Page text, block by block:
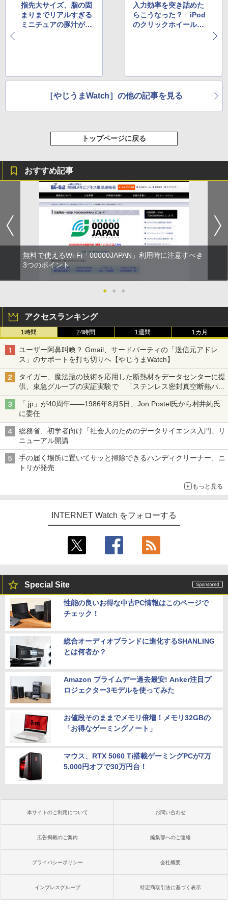
指先大サイズ、脂の固
まりまでリアルすぎる
ミニチュアの豚汁がす
入力効率を突き詰めた
らこうなった？ iPod
のクリックホイール似
［やじうまWatch］の他の記事を見る
トップページに戻る
おすすめ記事
無料で使えるWi-Fi「00000JAPAN」利用時に注意すべき
3つのポイント
● ● ●
アクセスランキング
1時間 24時間 1週間 1カ月
ユーザー阿鼻叫喚？ Gmail、サードパーティの「送信元アドレ
ス」のサポートを打ち切りへ【やじうまWatch】
タイガー、魔法瓶の技術を応用した断熱材をデータセンターに提
供、東急グループの実証実験で 「ステンレス密封真空断熱パネ
ル TIVIP」
「.jp」が40周年――1986年8月5日、Jon Postel氏から村井純氏
に委任
総務省、初学者向け「社会人のためのデータサイエンス入門」リ
ニューアル開講
手の届く場所に置いてサッと掃除できるハンディクリーナー、ニ
トリが発売
もっと見る
INTERNET Watch をフォローする
Special Site
性能の良いお得な中古PC情報はこのページで
チェック！
総合オーディオブランドに進化するSHANLING
とは何者か？
Amazon プライムデー過去最安! Anker注目プ
ロジェクター3モデルを使ってみた
お値段そのままでメモリ倍増！メモリ32GBの
「お得なゲーミングノート」
マウス、RTX 5060 Ti搭載ゲーミングPCが7万
5,000円オフで30万円台！
本サイトのご利用について お問い合わせ
広告掲載のご案内 編集部へのご連絡
プライバシーポリシー 会社概要
インプレスグループ 特定商取引法に基づく表示